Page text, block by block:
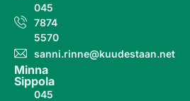
045
7874
5570
sanni.rinne@kuudestaan.net
Minna
Sippola
045